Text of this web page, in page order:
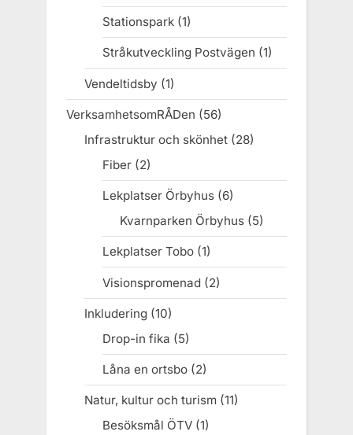
Stationspark(1)
Stråkutveckling Postvägen (1)
Vendeltidsby (1)
VerksamhetsomRÅDen (56)
Infrastruktur och skönhet(28)
Fiber(2)
Lekplatser Örbyhus(6)
Kvarnparken Örbyhus (5)
Lekplatser Tobo(1)
Visionspromenad(2)
Inkludering(10)
Drop-in fika (5)
Låna en ortsbo(2)
Natur, kultur och turism(11)
Besöksmål ÖTV(1)